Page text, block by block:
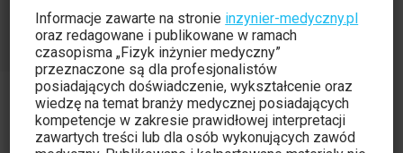
Strona główna
Czytelnia
Kardiotoksyczność w leczeniu raka piersi
Informacje zawarte na stronie inzynier-medyczny.pl
oraz redagowane i publikowane w ramach
czasopisma „Fizyk inżynier medyczny”
przeznaczone są dla profesjonalistów
posiadających doświadczenie, wykształcenie oraz
wiedzę na temat branży medycznej posiadających
kompetencje w zakresie prawidłowej interpretacji
zawartych treści lub dla osób wykonujących zawód